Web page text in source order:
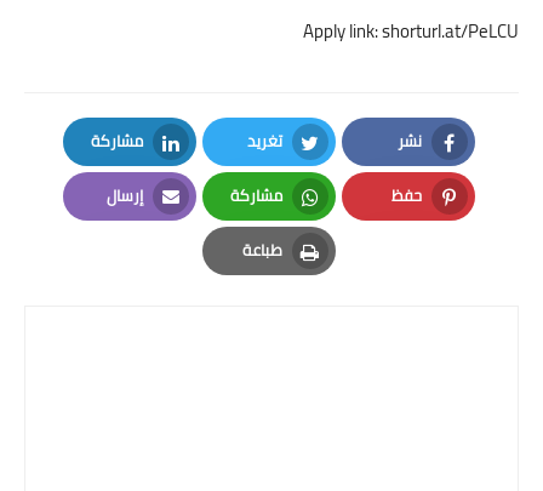
Apply link:shorturl.at/PeLCU
نشر
Facebook
تغريد
Twitter
مشاركة
LinkedIn
حفظ
Pinterest
مشاركة
Whatsapp
إرسال
Email
طباعة
Print